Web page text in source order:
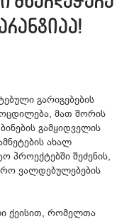
გარიგებების
მათ შორის
გამყიდველის
ახალ
პროექტებში შეძენის,
ვალდებულებების
ქეისით, რომელთა